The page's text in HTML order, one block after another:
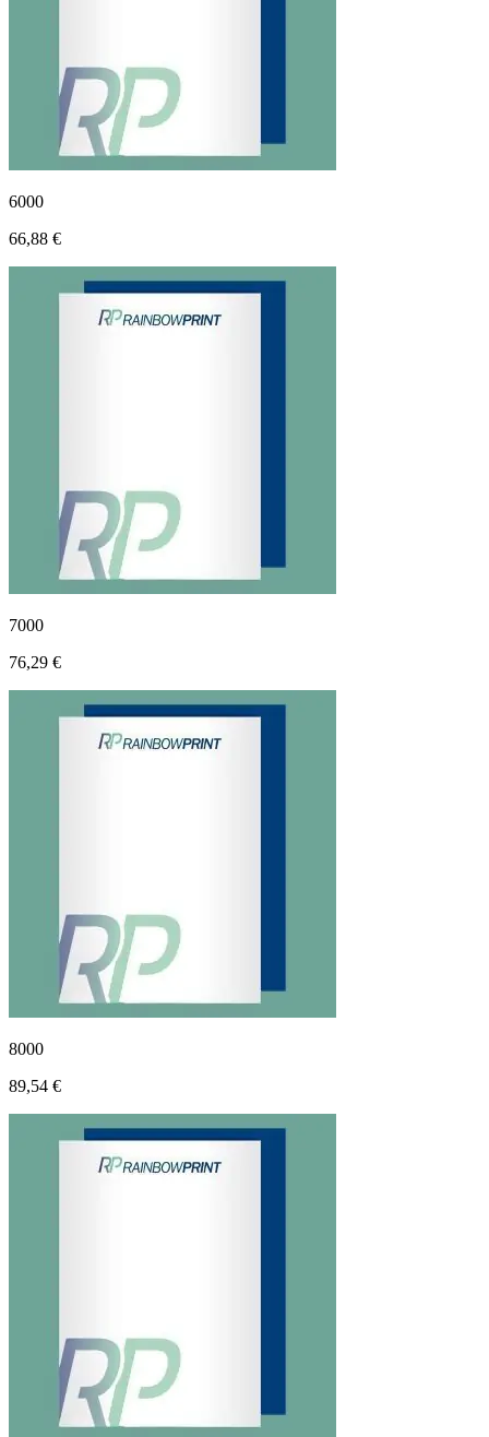
6000
66,88 €
7000
76,29 €
8000
89,54 €